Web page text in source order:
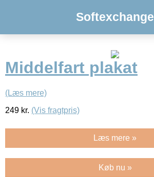
Softexchange
Middelfart plakat
(Læs mere)
249 kr. (Vis fragtpris)
Læs mere »
Køb nu »